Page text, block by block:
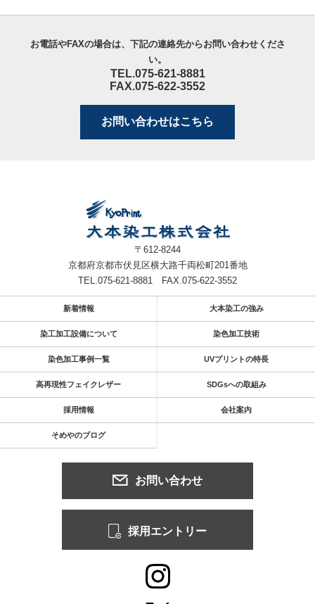
お電話やFAXの場合は、下記の連絡先からお問い合わせくださ
い。
TEL.075-621-8881
FAX.075-622-3552
お問い合わせはこちら
〒612-8244
京都府京都市伏見区横大路千両松町201番地
TEL.075-621-8881 FAX.075-622-3552
新着情報 大本染工の強み
染工加工設備について 染色加工技術
染色加工事例一覧 UVプリントの特長
高再現性フェイクレザー SDGsへの取組み
採用情報 会社案内
そめやのブログ
お問い合わせ
採用エントリー